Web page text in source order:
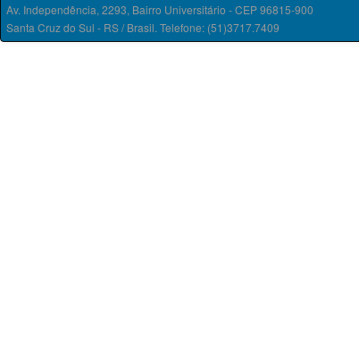
Av. Independência, 2293, Bairro Universitário - CEP 96815-900
Santa Cruz do Sul - RS / Brasil. Telefone: (51)3717.7409